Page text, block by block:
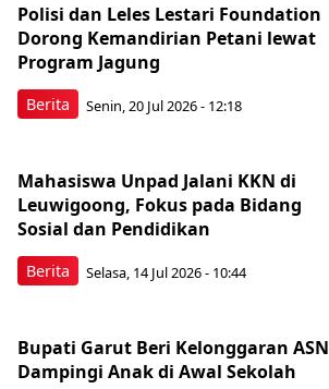
Berita
Polisi dan Leles Lestari Foundation
Dorong Kemandirian Petani lewat
Program Jagung
Senin, 20 Jul 2026 - 12:18
Berita
Mahasiswa Unpad Jalani KKN di
Leuwigoong, Fokus pada Bidang
Sosial dan Pendidikan
Selasa, 14 Jul 2026 - 10:44
Bupati Garut Beri Kelonggaran ASN
Dampingi Anak di Awal Sekolah